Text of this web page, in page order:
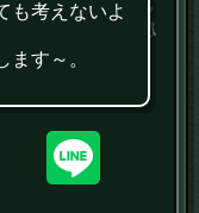
も考えないよ
ます～。